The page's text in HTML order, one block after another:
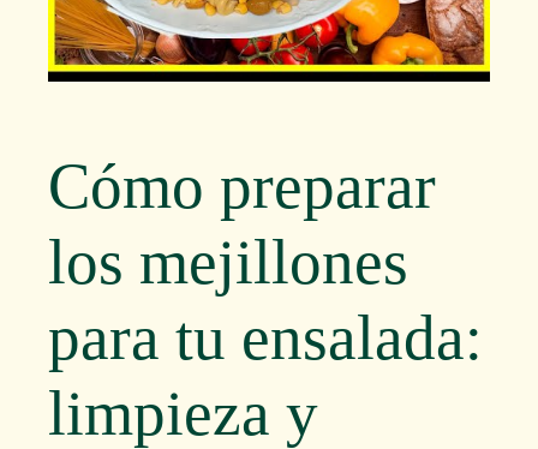
Cómo preparar
los mejillones
para tu ensalada:
limpieza y